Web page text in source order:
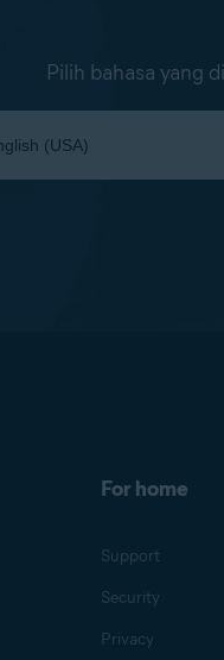
Pilih bahasa yang
For home
Support
Security
Privacy